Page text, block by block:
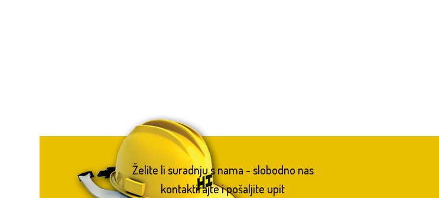
Želite li suradnju s nama - slobodno nas
kontaktirajte i pošaljite upit